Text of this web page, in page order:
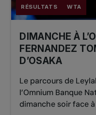
RÉSULTATS WTA
DIMANCHE À
FERNANDEZ
D’OSAKA
Le parcours de
l’Omnium Banque
dimanche soir face à